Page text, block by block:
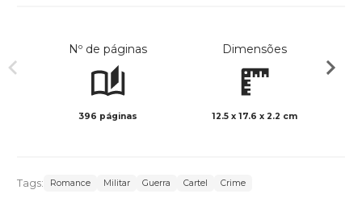
Nº de páginas
396 páginas
Dimensões
12.5 x 17.6 x 2.2 cm
Tags: Romance Militar Guerra Cartel Crime